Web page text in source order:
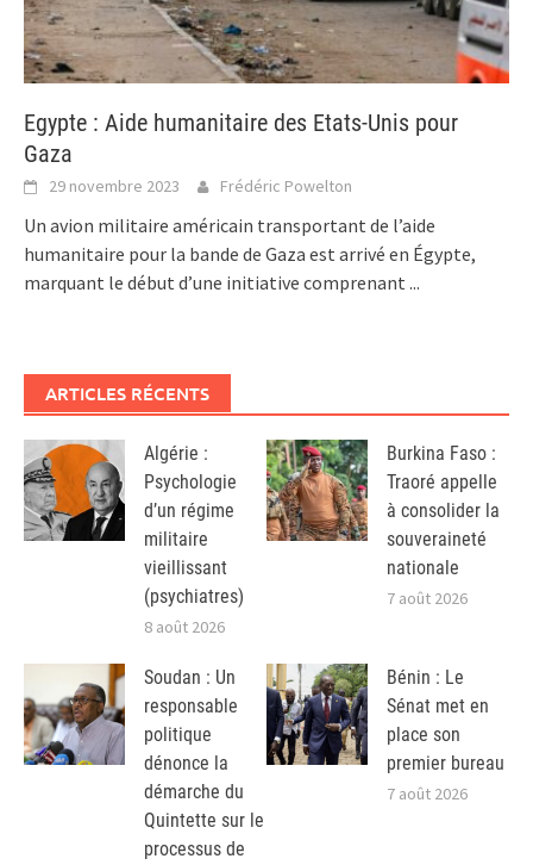
Egypte : Aide humanitaire des Etats-Unis pour
Gaza
29 novembre 2023 Frédéric Powelton
Un avion militaire américain transportant de l’aide
humanitaire pour la bande de Gaza est arrivé en Égypte,
marquant le début d’une initiative comprenant ...
ARTICLES RÉCENTS
Algérie :
Psychologie
d’un régime
militaire
vieillissant
(psychiatres)
8 août 2026
Burkina Faso :
Traoré appelle
à consolider la
souveraineté
nationale
7 août 2026
Soudan : Un
responsable
politique
dénonce la
démarche du
Quintette sur le
processus de
Bénin : Le
Sénat met en
place son
premier bureau
7 août 2026